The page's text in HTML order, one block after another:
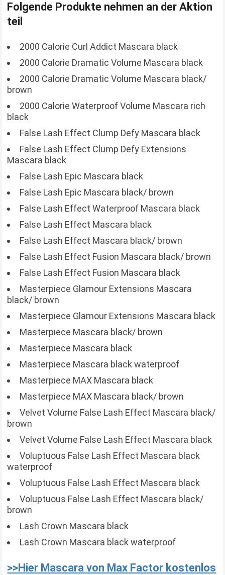
Folgende Produkte nehmen an der Aktion
teil
2000 Calorie Curl Addict Mascara black
2000 Calorie Dramatic Volume Mascara black
2000 Calorie Dramatic Volume Mascara black/
brown
2000 Calorie Waterproof Volume Mascara rich
black
False Lash Effect Clump Defy Mascara black
False Lash Effect Clump Defy Extensions
Mascara black
False Lash Epic Mascara black
False Lash Epic Mascara black/ brown
False Lash Effect Waterproof Mascara black
False Lash Effect Mascara black
False Lash Effect Mascara black/ brown
False Lash Effect Fusion Mascara black/ brown
False Lash Effect Fusion Mascara black
Masterpiece Glamour Extensions Mascara
black/ brown
Masterpiece Glamour Extensions Mascara black
Masterpiece Mascara black/ brown
Masterpiece Mascara black
Masterpiece Mascara black waterproof
Masterpiece MAX Mascara black
Masterpiece MAX Mascara black/ brown
Velvet Volume False Lash Effect Mascara black/
brown
Velvet Volume False Lash Effect Mascara black
Voluptuous False Lash Effect Mascara black
waterproof
Voluptuous False Lash Effect Mascara black
Voluptuous False Lash Effect Mascara black/
brown
Lash Crown Mascara black
Lash Crown Mascara black waterproof
>>Hier Mascara von Max Factor kostenlos